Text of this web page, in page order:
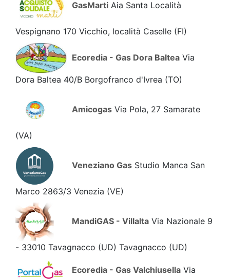
GasMarti Aia Santa Località
Vespignano 170 Vicchio, località Caselle (FI)
Ecoredia - Gas Dora Baltea Via
Dora Baltea 40/B Borgofranco d'Ivrea (TO)
Amicogas Via Pola, 27 Samarate
(VA)
Veneziano Gas Studio Manca San
Marco 2863/3 Venezia (VE)
MandiGAS - Villalta Via Nazionale 9
- 33010 Tavagnacco (UD) Tavagnacco (UD)
Ecoredia - Gas Valchiusella Via